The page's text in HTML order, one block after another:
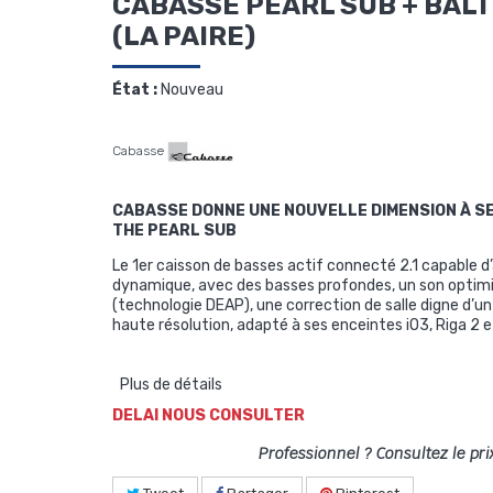
(LA PAIRE)
État : Nouveau
Cabasse
CABASSE DONNE UNE NOUVELLE DIMENSION À
THE PEARL SUB
Le 1er caisson de basses actif connecté 2.1 capable
dynamique, avec des basses profondes, un son
(technologie DEAP), une correction de salle digne
haute résolution, adapté à ses enceintes iO3, Riga 2
Plus de détails
DELAI NOUS CONSULTER
Professionnel ? Consultez le